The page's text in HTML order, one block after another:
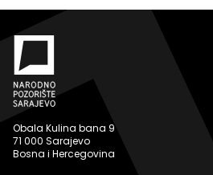
Obala Kulina bana 9
71 000 Sarajevo
Bosna i Hercegovina